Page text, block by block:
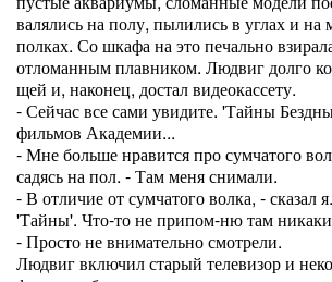
валялись на полу, пылились в углах и
полках. Со шкафа на это печально
отломанным плавником. Людвиг долго
щей и, наконец, достал видеокассету.
- Сейчас все сами увидите. 'Тайны
фильмов Академии...
- Мне больше нравится про сумчатого
садясь на пол. - Там меня снимали.
- В отличие от сумчатого волка, - сказал
'Тайны'. Что-то не припом-ню там
- Просто не внимательно смотрели.
Людвиг включил старый телевизор и